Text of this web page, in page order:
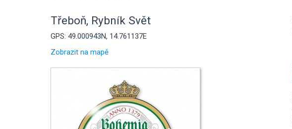
Třeboň, Rybník Svět
GPS: 49.000943N, 14.761137E
Zobrazit na mapě